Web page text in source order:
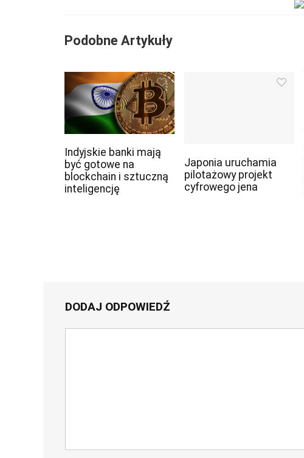
Podobne Artykuły
Indyjskie banki mają
być gotowe na
blockchain i sztuczną
inteligencję
Japonia uruchamia
pilotażowy projekt
cyfrowego jena
DODAJ ODPOWIEDŹ